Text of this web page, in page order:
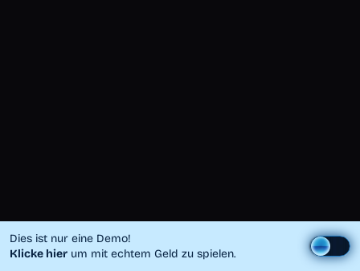
Dies ist nur eine Demo!
Klicke hier um mit echtem Geld zu spielen.